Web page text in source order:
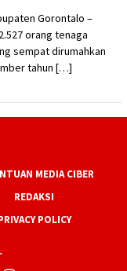
Gorontalo –
orang tenaga
sempat dirumahkan
tahun […]
MEDIA CIBER
REDAKSI
POLICY